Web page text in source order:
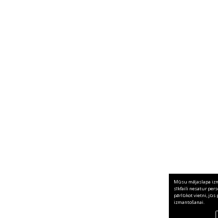
Mūsu mājaslapa
sīkfaili nesatur
pārlūkot vietni, jūs
izmantošanai.